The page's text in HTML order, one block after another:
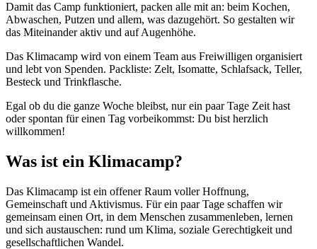
Damit das Camp funktioniert, packen alle mit an: beim Kochen,
Abwaschen, Putzen und allem, was dazugehört. So gestalten wir
das Miteinander aktiv und auf Augenhöhe.
Das Klimacamp wird von einem Team aus Freiwilligen organisiert
und lebt von Spenden. Packliste: Zelt, Isomatte, Schlafsack, Teller,
Besteck und Trinkflasche.
Egal ob du die ganze Woche bleibst, nur ein paar Tage Zeit hast
oder spontan für einen Tag vorbeikommst: Du bist herzlich
willkommen!
Was ist ein Klimacamp?
Das Klimacamp ist ein offener Raum voller Hoffnung,
Gemeinschaft und Aktivismus. Für ein paar Tage schaffen wir
gemeinsam einen Ort, in dem Menschen zusammenleben, lernen
und sich austauschen: rund um Klima, soziale Gerechtigkeit und
gesellschaftlichen Wandel.